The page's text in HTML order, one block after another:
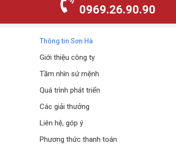
0969.26.90.90
Thông tin Sơn Hà
Giới thiệu công ty
Tầm nhìn sứ mệnh
Quá trình phát triển
Các giải thưởng
Liên hệ, góp ý
Phương thức thanh toán